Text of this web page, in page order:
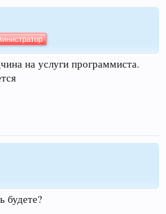
на услуги программиста.
будете?